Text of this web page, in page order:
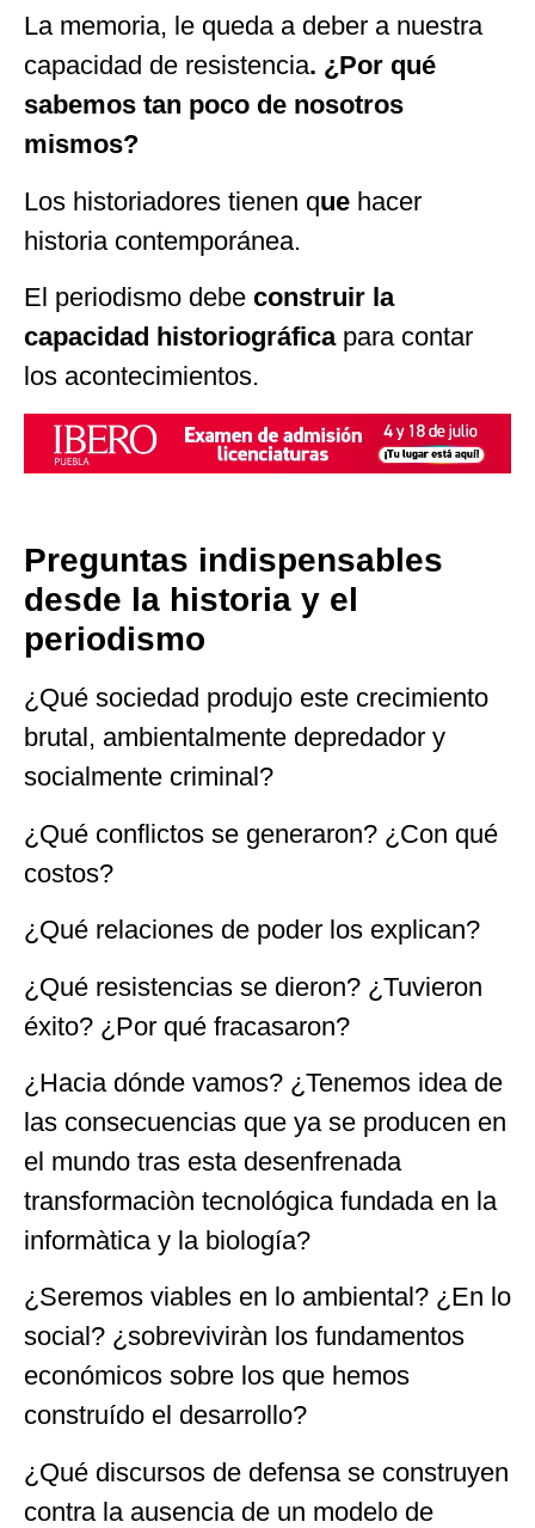
La memoria, le queda a deber a nuestra
capacidad de resistencia. ¿Por qué
sabemos tan poco de nosotros
mismos?
Los historiadores tienen que hacer
historia contemporánea.
El periodismo debe construir la
capacidad historiográficapara contar
los acontecimientos.
Preguntas indispensables
desde la historia y el
periodismo
¿Qué sociedad produjo este crecimiento
brutal, ambientalmente depredador y
socialmente criminal?
¿Qué conflictos se generaron? ¿Con qué
costos?
¿Qué relaciones de poder los explican?
¿Qué resistencias se dieron? ¿Tuvieron
éxito? ¿Por qué fracasaron?
¿Hacia dónde vamos? ¿Tenemos idea de
las consecuencias que ya se producen en
el mundo tras esta desenfrenada
transformaciòn tecnológica fundada en la
informàtica y la biología?
¿Seremos viables en lo ambiental? ¿En lo
social? ¿sobreviviràn los fundamentos
económicos sobre los que hemos
construído el desarrollo?
¿Qué discursos de defensa se construyen
contra la ausencia de un modelo de